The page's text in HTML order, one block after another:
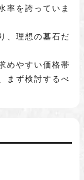
率を誇っていま
、理想の墓石だ
めやすい価格帯
まず検討するべ